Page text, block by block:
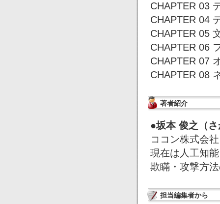
CHAPTER 03
CHAPTER 04
CHAPTER 05
CHAPTER 06
CHAPTER 07
CHAPTER 08
著者紹介
●坂本 俊之（
ココン株式会
現在は人工知
欺瞞・攻撃方
担当編集者から